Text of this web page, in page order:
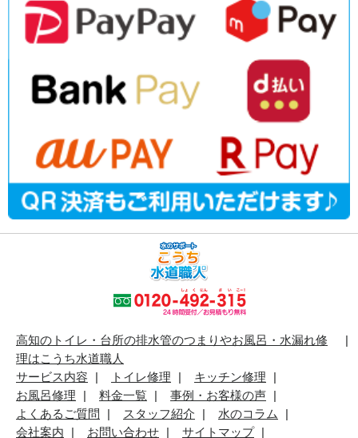
高知のトイレ・台所の排水管のつまりやお風呂・水漏れ修
理はこうち水道職人
サービス内容
トイレ修理
キッチン修理
お風呂修理
料金一覧
事例・お客様の声
よくあるご質問
スタッフ紹介
水のコラム
会社案内
お問い合わせ サイトマップ